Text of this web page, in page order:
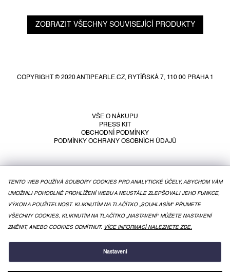
TENTO WEB POUŽÍVÁ SOUBORY COOKIES PRO ANALYTICKÉ ÚČELY, ABYCHOM VÁM
UMOŽNILI POHODLNÉ PROHLÍŽENÍ WEBU A NEUSTÁLE ZLEPŠOVALI JEHO FUNKCE,
VÝKON A POUŽITELNOST. KLIKNUTÍM NA TLAČÍTKO „SOUHLASÍM" PŘIJMETE
VŠECHNY COOKIES, KLIKNUTÍM NA TLAČÍTKO „NASTAVENÍ" MŮŽETE NASTAVENÍ
ZMĚNIT, ANEBO COOKIES ODMÍTNUT. VÍCE INFORMACÍ NALEZNETE ZDE.
Nastavení
ZOBRAZIT VŠECHNY SOUVISEJÍCÍ PRODUKTY
COPYRIGHT © 2020 ANTIPEARLE.CZ, RYTÍŘSKÁ 7, 110 00 PRAHA 1
VŠE O NÁKUPU
PRESS KIT
OBCHODNÍ PODMÍNKY
PODMÍNKY OCHRANY OSOBNÍCH ÚDAJŮ
VYTVOŘIL SHOPTET